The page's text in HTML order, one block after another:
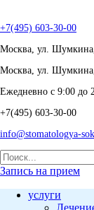
+7(495) 603-30-00
Москва, ул.
Москва, ул.
Ежедневно с 9:00 до
+7(495) 603-30-00
info@stomatologya-
Запись на прием
услуги